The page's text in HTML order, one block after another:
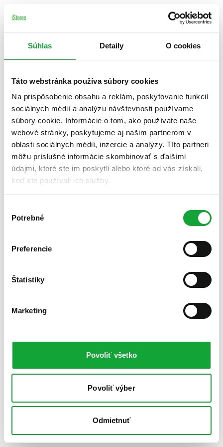
Súhlas Detaily O cookies
Táto webstránka používa súbory cookies
Na prispôsobenie obsahu a reklám, poskytovanie funkcií
sociálnych médií a analýzu návštevnosti používame
súbory cookie. Informácie o tom, ako používate naše
webové stránky, poskytujeme aj našim partnerom v
oblasti sociálnych médií, inzercie a analýzy. Títo partneri
môžu príslušné informácie skombinovať s ďalšími
údajmi, ktoré ste im poskytli alebo ktoré od vás získali,
keď ste používali ich služby.
súhlasu
Potrebné
Preferencie
Štatistiky
Marketing
Povoliť všetko
Povoliť výber
Odmietnuť